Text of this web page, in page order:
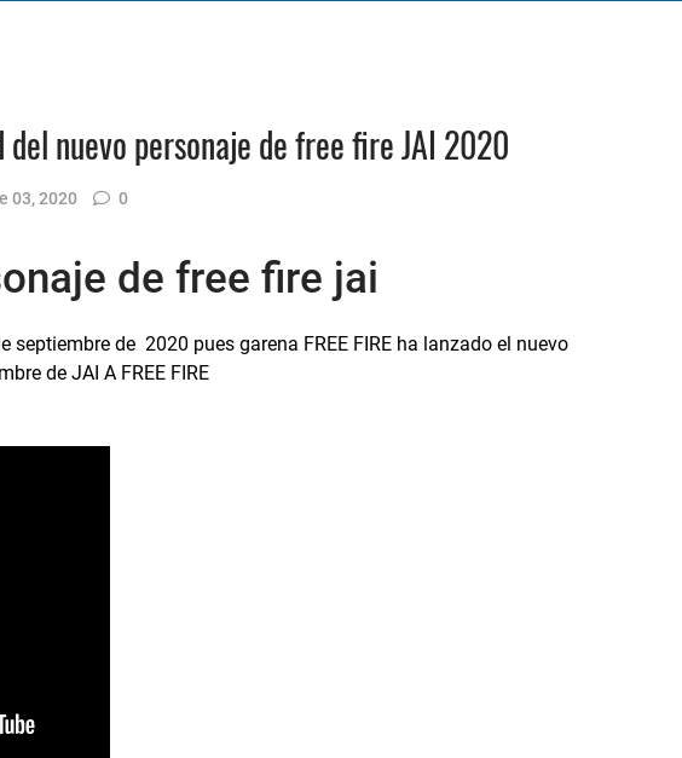
del nuevo personaje de free fire JAI 2020
03, 2020 0
de free fire jai
septiembre de 2020 pues garena FREE FIRE ha lanzado el nuevo
de JAI A FREE FIRE